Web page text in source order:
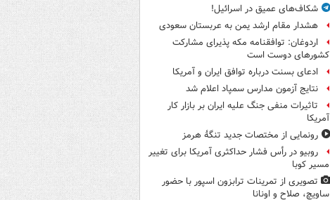
شکاف‌های عمیق در اسرائیل!
هشدار مقام ارشد یمن به عربستان سعودی
اردوغان: توافقنامه مکه پذیرای مشارکت
کشورهای دوست است
ادعای بسنت درباره توافق ایران و آمریکا
نتایج آزمون مدارس سمپاد اعلام شد
تاثیرات منفی جنگ علیه ایران بر بازار کار
آمریکا
رونمایی از مختصات جدید تنگۀ هرمز
روبیو در رأس فشار حداکثری آمریکا برای تغییر
مسیر کوبا
تصویری از تمرینات ترابزون اسپور با حضور
ساویچ، صلاح و اونانا